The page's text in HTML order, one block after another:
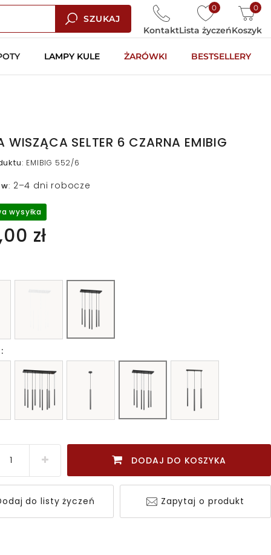
SZUKAJ
0
Lista życzeń
0
Koszyk
Kontakt
LAMPY KULE ŻARÓWKI BESTSELLERY
WISZĄCA SELTER 6 CZARNA EMIBIG
: EMIBIG 552/6
w: 2–4 dni robocze
wysyłka
zł
DODAJ DO KOSZYKA
do listy życzeń Zapytaj o produkt